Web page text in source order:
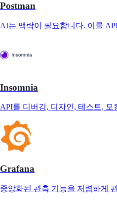
Postman
AI는 맥락이 필요합니다. 이를
Insomnia
API를 디버깅, 디자인, 테스트, 모
Grafana
중앙화된 관측 기능을 저렴하게